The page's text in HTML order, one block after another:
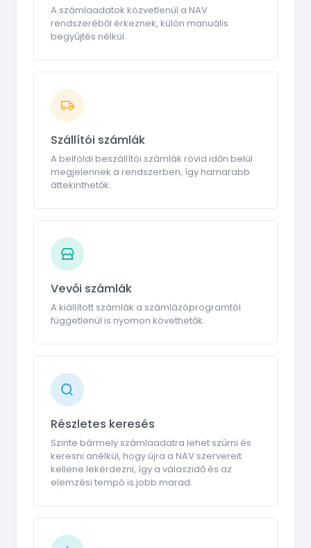
A számlaadatok közvetlenül a NAV
rendszeréből érkeznek, külön manuális
begyűjtés nélkül.
Szállítói számlák
A belföldi beszállítói számlák rövid időn belül
megjelennek a rendszerben, így hamarabb
áttekinthetők.
Vevői számlák
A kiállított számlák a számlázóprogramtól
függetlenül is nyomon követhetők.
Részletes keresés
Szinte bármely számlaadatra lehet szűrni és
keresni anélkül, hogy újra a NAV szervereit
kellene lekérdezni, így a válaszidő és az
elemzési tempó is jobb marad.